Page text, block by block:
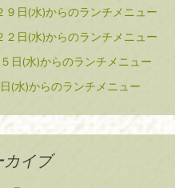
９日(水)からのランチメニュー
２日(水)からのランチメニュー
日(水)からのランチメニュー
(水)からのランチメニュー
カイブ